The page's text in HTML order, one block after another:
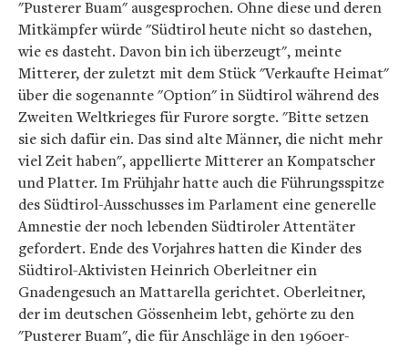
"Pusterer Buam" ausgesprochen. Ohne diese und deren
Mitkämpfer würde "Südtirol heute nicht so dastehen,
wie es dasteht. Davon bin ich überzeugt", meinte
Mitterer, der zuletzt mit dem Stück "Verkaufte Heimat"
über die sogenannte "Option" in Südtirol während des
Zweiten Weltkrieges für Furore sorgte. "Bitte setzen
sie sich dafür ein. Das sind alte Männer, die nicht mehr
viel Zeit haben", appellierte Mitterer an Kompatscher
und Platter. Im Frühjahr hatte auch die Führungsspitze
des Südtirol-Ausschusses im Parlament eine generelle
Amnestie der noch lebenden Südtiroler Attentäter
gefordert. Ende des Vorjahres hatten die Kinder des
Südtirol-Aktivisten Heinrich Oberleitner ein
Gnadengesuch an Mattarella gerichtet. Oberleitner,
der im deutschen Gössenheim lebt, gehörte zu den
"Pusterer Buam", die für Anschläge in den 1960er-